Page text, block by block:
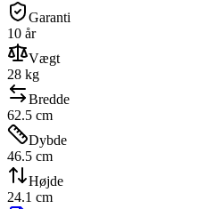
Garanti
10 år
Vægt
28 kg
Bredde
62.5 cm
Dybde
46.5 cm
Højde
24.1 cm